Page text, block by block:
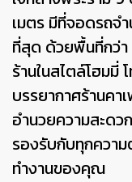
เมตร มีที่จอดรถจ
ที่สุด ด้วยพื้นที่กว่า
ร้านในสไตล์โฮมมี่
บรรยากาศร้านค
อำนวยความสะด
รองรับกับทุกความ
ทำงานของคุณ